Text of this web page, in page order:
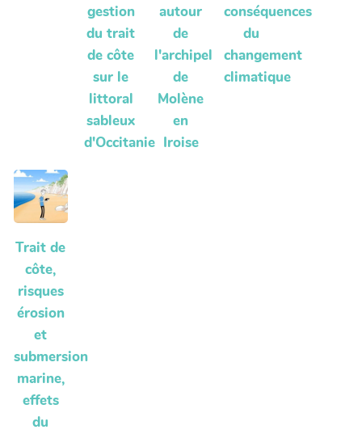
gestion
du trait
de côte
sur le
littoral
sableux
d'Occitanie
autour
de
l'archipel
de
Molène
en
Iroise
conséquences
du
changement
climatique
Trait de
côte,
risques
érosion
et
submersion
marine,
effets
du